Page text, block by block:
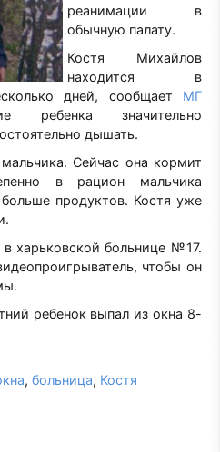
реанимации в
обычную палату.
Костя Михайлов
находится в
дней, сообщает МГ
ребенка значительно
дышать.
Сейчас она кормит
в рацион мальчика
продуктов. Костя уже
харьковской больнице №17.
чтобы он
ребенок выпал из окна 8-
, больница, Костя